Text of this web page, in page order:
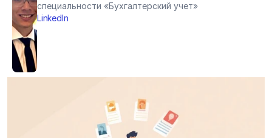
специальности «Бухгалтерский учет»
LinkedIn